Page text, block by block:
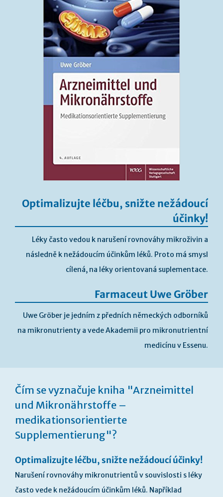
Optimalizujte léčbu, snižte nežádoucí
účinky!
Léky často vedou k narušení rovnováhy mikroživin a
následně k nežádoucím účinkům léků. Proto má smysl
cílená, na léky orientovaná suplementace.
Farmaceut Uwe Gröber
Uwe Gröber je jedním z předních německých odborníků
na mikronutrienty a vede Akademii pro mikronutrientní
medicínu v Essenu.
začátek
galerie
obrázky
Čím se vyznačuje kniha "Arzneimittel
und Mikronährstoffe –
medikationsorientierte
Supplementierung"?
Optimalizujte léčbu, snižte nežádoucí účinky!
Narušení rovnováhy mikronutrientů v souvislosti s léky
často vede k nežádoucím účinkům léků. Například